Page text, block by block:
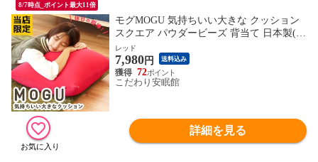
8/7時点_ポイント最大11倍
モグMOGU 気持ちいい大きな クッション
スクエア パウダービーズ 背当て 日本製(側
地サイズ：約60×60×20cm 実寸サイズ：約5
6×64×22cm レッド)【10I-SQUARE60-RE】
レッド
7,980円 送料込み
72
こだわり安眠館
詳細を見る